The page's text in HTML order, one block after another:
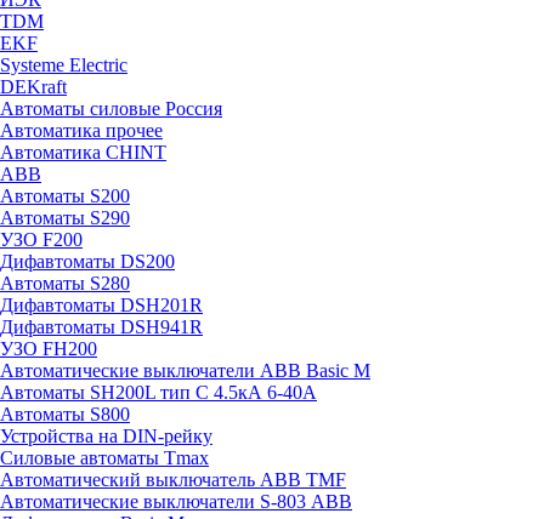
TDM
EKF
Systeme Electric
DEKraft
Автоматы силовые Россия
Автоматика прочее
Автоматика CHINT
ABB
Автоматы S200
Автоматы S290
УЗО F200
Дифавтоматы DS200
Автоматы S280
Дифавтоматы DSH201R
Дифавтоматы DSH941R
УЗО FH200
Автоматические выключатели ABB Basic M
Автоматы SH200L тип С 4.5кА 6-40А
Автоматы S800
Устройства на DIN-рейку
Силовые автоматы Tmax
Автоматический выключатель ABB TMF
Автоматические выключатели S-803 АВВ